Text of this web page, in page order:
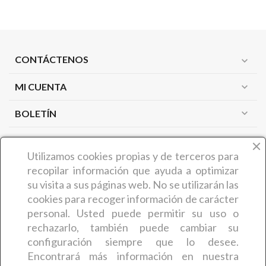
CONTÁCTENOS expand_more
MI CUENTA expand_more
BOLETÍN expand_more
NUESTRA EMPRESA expand_more
¿QUIÉNES SOMOS?
COMERCIAL CARMIN (Benedicta Camaron de Castro) es
una empresa zamorana que desde hace más de 30 años
ofrece a sus clientesartículos y productos relacionados
Utilizamos cookies propias y de terceros para
recopilar información que ayuda a optimizar
su visita a sus páginas web. No se utilizarán las
cookies para recoger información de carácter
personal. Usted puede permitir su uso o
rechazarlo, también puede cambiar su
configuración siempre que lo desee.
Encontrará más información en nuestra